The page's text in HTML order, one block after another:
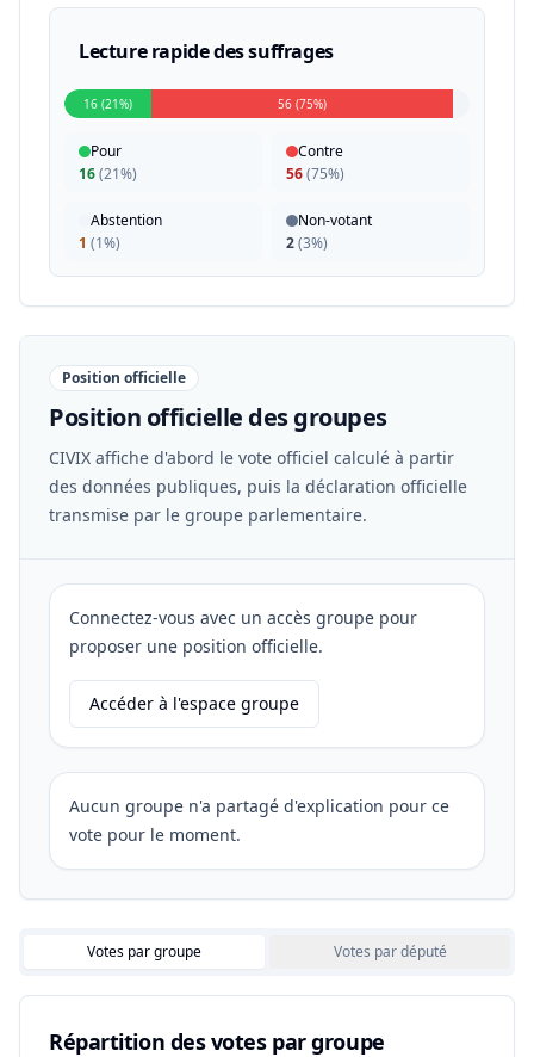
Lecture rapide des suffrages
16 (21%) 56 (75%)
Pour
16(21%)
Contre
56(75%)
Abstention
1 (1%)
Non-votant
2(3%)
Position officielle
Position officielle des groupes
CIVIX affiche d'abord le vote officiel calculé à partir
des données publiques, puis la déclaration officielle
transmise par le groupe parlementaire.
Connectez-vous avec un accès groupe pour
proposer une position officielle.
Accéder à l'espace groupe
Aucun groupe n'a partagé d'explication pour ce
vote pour le moment.
Votes par groupe Votes par député
Répartition des votes par groupe